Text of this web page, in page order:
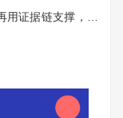
证据链支撑，就